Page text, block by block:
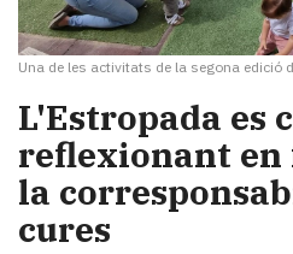
Una de les activitats de la segona edició
​L'Estropada es
reflexionant
la
cures